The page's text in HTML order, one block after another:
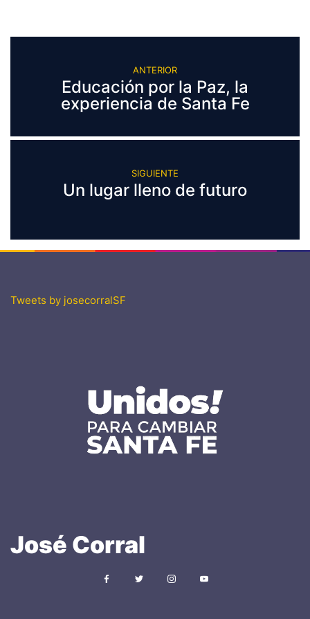
ANTERIOR
Educación por la Paz, la
experiencia de Santa Fe
SIGUIENTE
Un lugar lleno de futuro
Tweets by josecorralSF
José Corral